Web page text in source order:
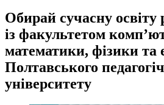
Обирай сучасну освіту
із факультетом
математики, фізики та
Полтавського
університету